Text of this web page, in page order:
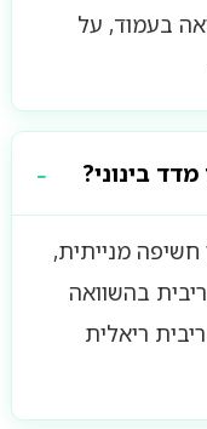
בעמוד, על
בינוני?
חשיפה מנייתית,
בהשוואה
ריאלית